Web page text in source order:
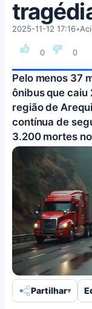
0 0
2025-11-12 17:16•
Pelo menos 37
ônibus que caiu
região de
contínua de
3.200 mortes
Partilhar